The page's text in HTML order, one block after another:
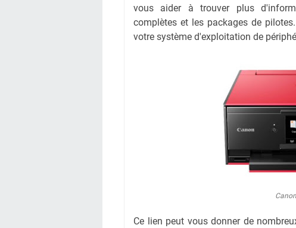
vous aider à trouver plus
complètes et les packages de
votre système d'exploitation de
Ce lien peut vous donner de